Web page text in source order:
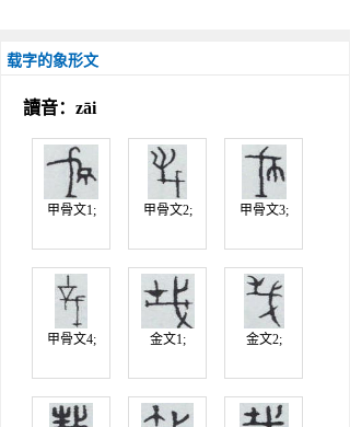
载字的象形文
讀音：zāi
甲骨文1; 甲骨文2; 甲骨文3;
甲骨文4; 金文1; 金文2;